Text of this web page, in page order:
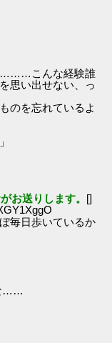
こんな経験誰
思い出せない、っ
のを忘れているよ
お送りします。 []
毎日歩いているか
……